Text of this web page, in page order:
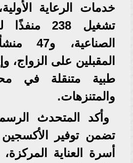
خدمات الرعاية
تشغيل 238
طبية متنقلة في
والمتنزهات.
وأكد المتحدث
تضمن توفير
أسرة العناية المركزة،